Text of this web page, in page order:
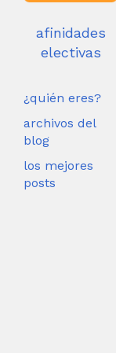
afinidades
electivas
¿quién eres?
archivos del
blog
los mejores
posts